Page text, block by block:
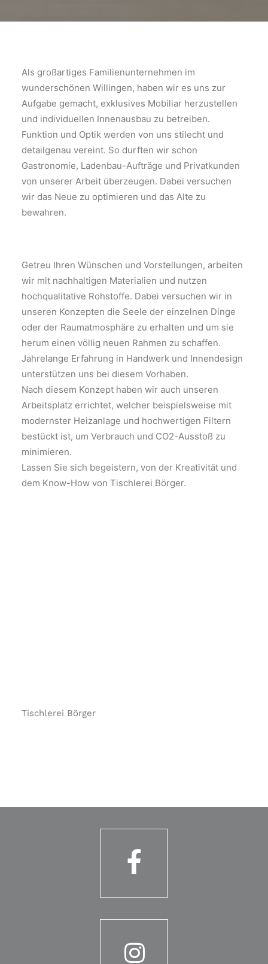
Als großartiges Familienunternehmen im
wunderschönen Willingen, haben wir es uns zur
Aufgabe gemacht, exklusives Mobiliar herzustellen
und individuellen Innenausbau zu betreiben.
Funktion und Optik werden von uns stilecht und
detailgenau vereint. So durften wir schon
Gastronomie, Ladenbau-Aufträge und Privatkunden
von unserer Arbeit überzeugen. Dabei versuchen
wir das Neue zu optimieren und das Alte zu
bewahren.
Getreu Ihren Wünschen und Vorstellungen, arbeiten
wir mit nachhaltigen Materialien und nutzen
hochqualitative Rohstoffe. Dabei versuchen wir in
unseren Konzepten die Seele der einzelnen Dinge
oder der Raumatmosphäre zu erhalten und um sie
herum einen völlig neuen Rahmen zu schaffen.
Jahrelange Erfahrung in Handwerk und Innendesign
unterstützen uns bei diesem Vorhaben.
Nach diesem Konzept haben wir auch unseren
Arbeitsplatz errichtet, welcher beispielsweise mit
modernster Heizanlage und hochwertigen Filtern
bestückt ist, um Verbrauch und CO2-Ausstoß zu
minimieren.
Lassen Sie sich begeistern, von der Kreativität und
dem Know-How von Tischlerei Börger.
Tischlerei Börger